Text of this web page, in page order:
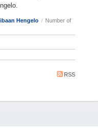
Hengelo / Number of
RSS